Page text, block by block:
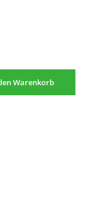
Warenkorb